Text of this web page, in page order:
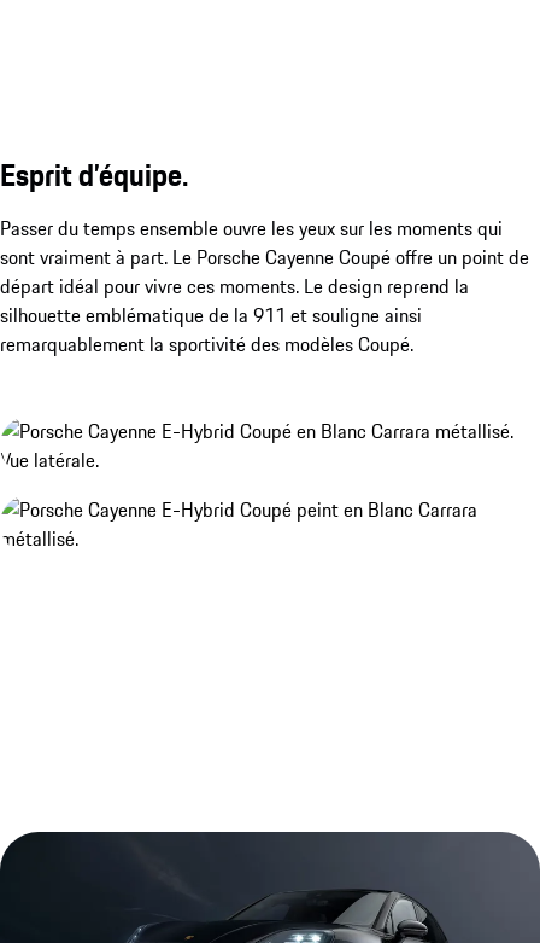
Esprit d’équipe.
Passer du temps ensemble ouvre les yeux sur les moments qui
sont vraiment à part. Le Porsche Cayenne Coupé offre un point de
départ idéal pour vivre ces moments. Le design reprend la
silhouette emblématique de la 911 et souligne ainsi
remarquablement la sportivité des modèles Coupé.